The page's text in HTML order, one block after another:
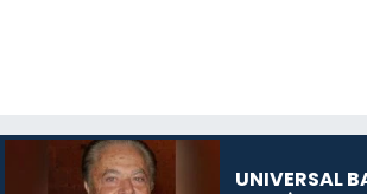
UNIVERSAL